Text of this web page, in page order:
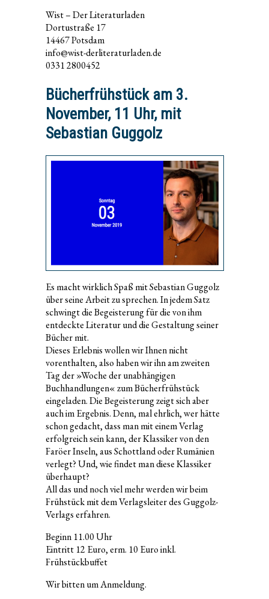
Wist – Der Literaturladen
Dortustraße 17
14467 Potsdam
info@wist-derliteraturladen.de
0331 2800452
Bücherfrühstück am 3.
November, 11 Uhr, mit
Sebastian Guggolz
Es macht wirklich Spaß mit Sebastian Guggolz
über seine Arbeit zu sprechen. In jedem Satz
schwingt die Begeisterung für die von ihm
entdeckte Literatur und die Gestaltung seiner
Bücher mit.
Dieses Erlebnis wollen wir Ihnen nicht
vorenthalten, also haben wir ihn am zweiten
Tag der »Woche der unabhängigen
Buchhandlungen« zum Bücherfrühstück
eingeladen. Die Begeisterung zeigt sich aber
auch im Ergebnis. Denn, mal ehrlich, wer hätte
schon gedacht, dass man mit einem Verlag
erfolgreich sein kann, der Klassiker von den
Faröer Inseln, aus Schottland oder Rumänien
verlegt? Und, wie findet man diese Klassiker
überhaupt?
All das und noch viel mehr werden wir beim
Frühstück mit dem Verlagsleiter des Guggolz-
Verlags erfahren.
Beginn 11.00 Uhr
Eintritt 12 Euro, erm. 10 Euro inkl.
Frühstückbuffet
Wir bitten um Anmeldung.